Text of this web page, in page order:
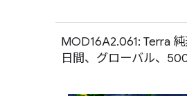
MOD16A2.061: Terra
日間、グローバル、500